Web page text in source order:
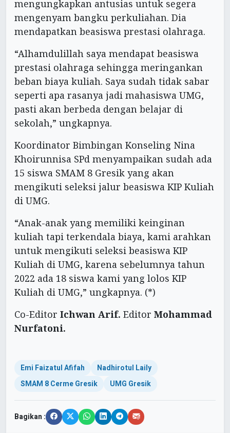
mengungkapkan antusias untuk segera
mengenyam bangku perkuliahan. Dia
mendapatkan beasiswa prestasi olahraga.
“Alhamdulillah saya mendapat beasiswa
prestasi olahraga sehingga meringankan
beban biaya kuliah. Saya sudah tidak sabar
seperti apa rasanya jadi mahasiswa UMG,
pasti akan berbeda dengan belajar di
sekolah,” ungkapnya.
Koordinator Bimbingan Konseling Nina
Khoirunnisa SPd menyampaikan sudah ada
15 siswa SMAM 8 Gresik yang akan
mengikuti seleksi jalur beasiswa KIP Kuliah
di UMG.
“Anak-anak yang memiliki keinginan
kuliah tapi terkendala biaya, kami arahkan
untuk mengikuti seleksi beasiswa KIP
Kuliah di UMG, karena sebelumnya tahun
2022 ada 18 siswa kami yang lolos KIP
Kuliah di UMG,” ungkapnya. (*)
Co-Editor Ichwan Arif. Editor Mohammad
Nurfatoni.
Emi Faizatul Afifah
Nadhirotul Laily
SMAM 8 Cerme Gresik
UMG Gresik
Bagikan :